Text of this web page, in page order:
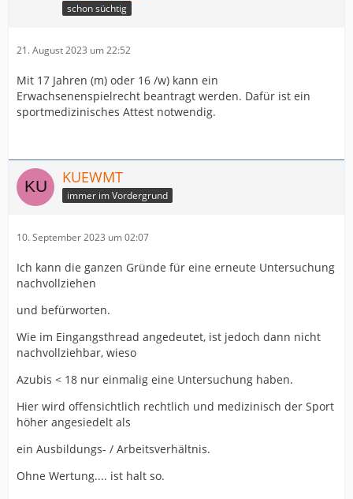
schon süchtig
21. August 2023 um 22:52
Mit 17 Jahren (m) oder 16 /w) kann ein
Erwachsenenspielrecht beantragt werden. Dafür ist ein
sportmedizinisches Attest notwendig.
KUEWMT
immer im Vordergrund
10. September 2023 um 02:07
Ich kann die ganzen Gründe für eine erneute Untersuchung
nachvollziehen
und befürworten.
Wie im Eingangsthread angedeutet, ist jedoch dann nicht
nachvollziehbar, wieso
Azubis < 18 nur einmalig eine Untersuchung haben.
Hier wird offensichtlich rechtlich und medizinisch der Sport
höher angesiedelt als
ein Ausbildungs- / Arbeitsverhältnis.
Ohne Wertung.... ist halt so.